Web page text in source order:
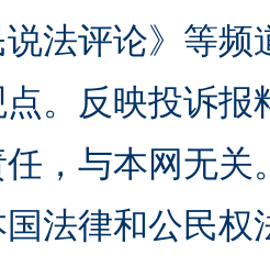
说法评论》等
。反映投诉
，与本网无
法律和公民